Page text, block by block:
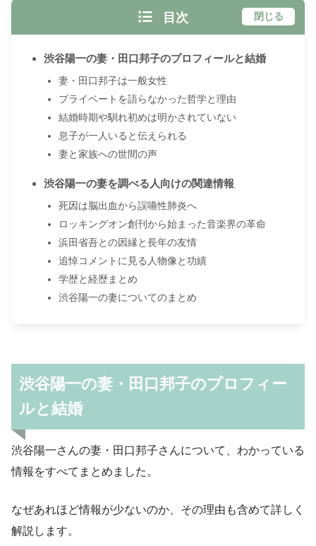
目次 閉じる
渋谷陽一の妻・田口邦子のプロフィールと結婚
妻・田口邦子は一般女性
プライベートを語らなかった哲学と理由
結婚時期や馴れ初めは明かされていない
息子が一人いると伝えられる
妻と家族への世間の声
渋谷陽一の妻を調べる人向けの関連情報
死因は脳出血から誤嚥性肺炎へ
ロッキングオン創刊から始まった音楽界の革命
浜田省吾との因縁と長年の友情
追悼コメントに見る人物像と功績
学歴と経歴まとめ
渋谷陽一の妻についてのまとめ
渋谷陽一の妻・田口邦子のプロフィー
ルと結婚
渋谷陽一さんの妻・田口邦子さんについて、わかっている
情報をすべてまとめました。
なぜあれほど情報が少ないのか、その理由も含めて詳しく
解説します。